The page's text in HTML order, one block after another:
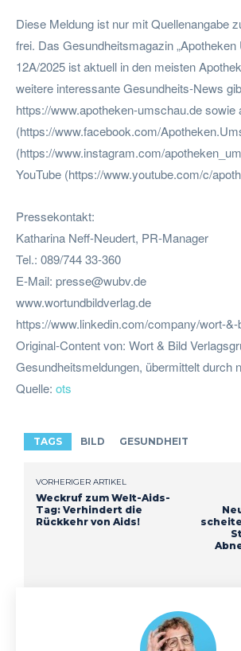
Diese Meldung ist nur mit Quellenangabe
frei. Das Gesundheitsmagazin „Apotheken
12A/2025 ist aktuell in den meisten
weitere interessante Gesundheits-News
https://www.apotheken-umschau.de sowie
(https://www.facebook.com/
(https://www.instagram.com/
YouTube (https://www.youtube.com/c/
Pressekontakt:
Katharina Neff-Neudert, PR-Manager
Tel.: 089/744 33-360
E-Mail: presse@wubv.de
www.wortundbildverlag.de
https://www.linkedin.com/company/wort-
Original-Content von: Wort & Bild
Gesundheitsmeldungen, übermittelt durch
Quelle: ots
TAGS BILD GESUNDHEIT
VORHERIGER ARTIKEL
Weckruf zum Welt-Aids-
Tag: Verhindert die
Rückkehr von Aids!